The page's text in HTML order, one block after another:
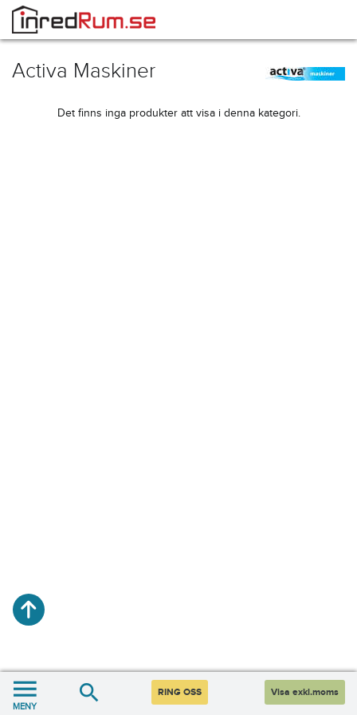
Activa Maskiner
Det finns inga produkter att visa i denna kategori.
MENY
RING OSS Visa exkl.moms